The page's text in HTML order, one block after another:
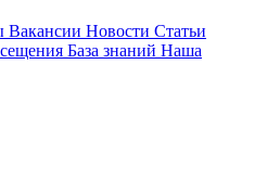
Вакансии Новости Статьи
База знаний Наша